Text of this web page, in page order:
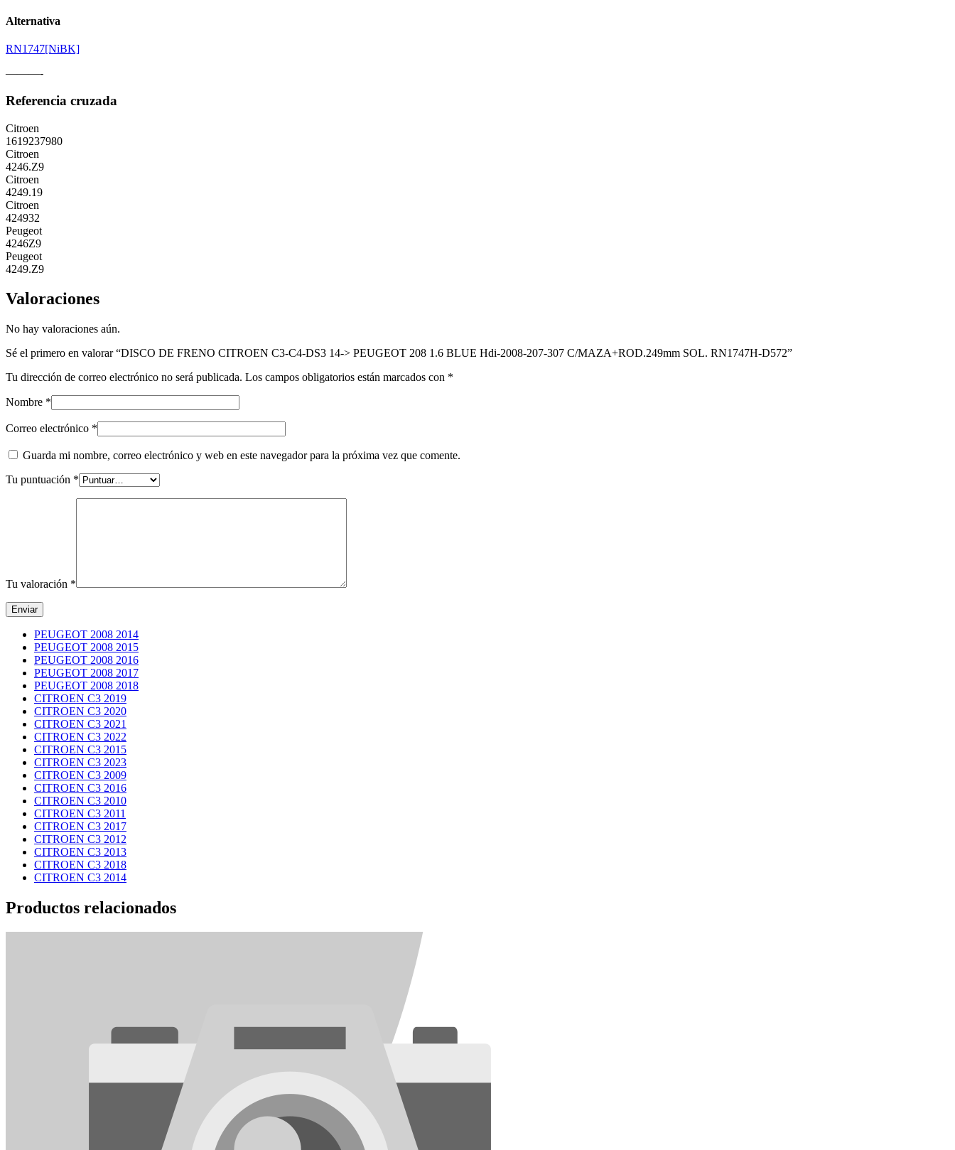
Alternativa
RN1747[NiBK]
———-
Referencia cruzada
Citroen
1619237980
Citroen
4246.Z9
Citroen
4249.19
Citroen
424932
Peugeot
4246Z9
Peugeot
4249.Z9
Valoraciones
No hay valoraciones aún.
Sé el primero en valorar “DISCO DE FRENO CITROEN C3-C4-DS3 14-> PEUGEOT 208 1.6 BLUE Hdi-2008-207-307 C/MAZA+ROD.249mm SOL. RN1747H-D572”
Tu dirección de correo electrónico no será publicada. Los campos obligatorios están marcados con *
Nombre *
Correo electrónico *
Guarda mi nombre, correo electrónico y web en este navegador para la próxima vez que comente.
Tu puntuación *
Tu valoración *
PEUGEOT 2008 2014
PEUGEOT 2008 2015
PEUGEOT 2008 2016
PEUGEOT 2008 2017
PEUGEOT 2008 2018
CITROEN C3 2019
CITROEN C3 2020
CITROEN C3 2021
CITROEN C3 2022
CITROEN C3 2015
CITROEN C3 2023
CITROEN C3 2009
CITROEN C3 2016
CITROEN C3 2010
CITROEN C3 2011
CITROEN C3 2017
CITROEN C3 2012
CITROEN C3 2013
CITROEN C3 2018
CITROEN C3 2014
Productos relacionados